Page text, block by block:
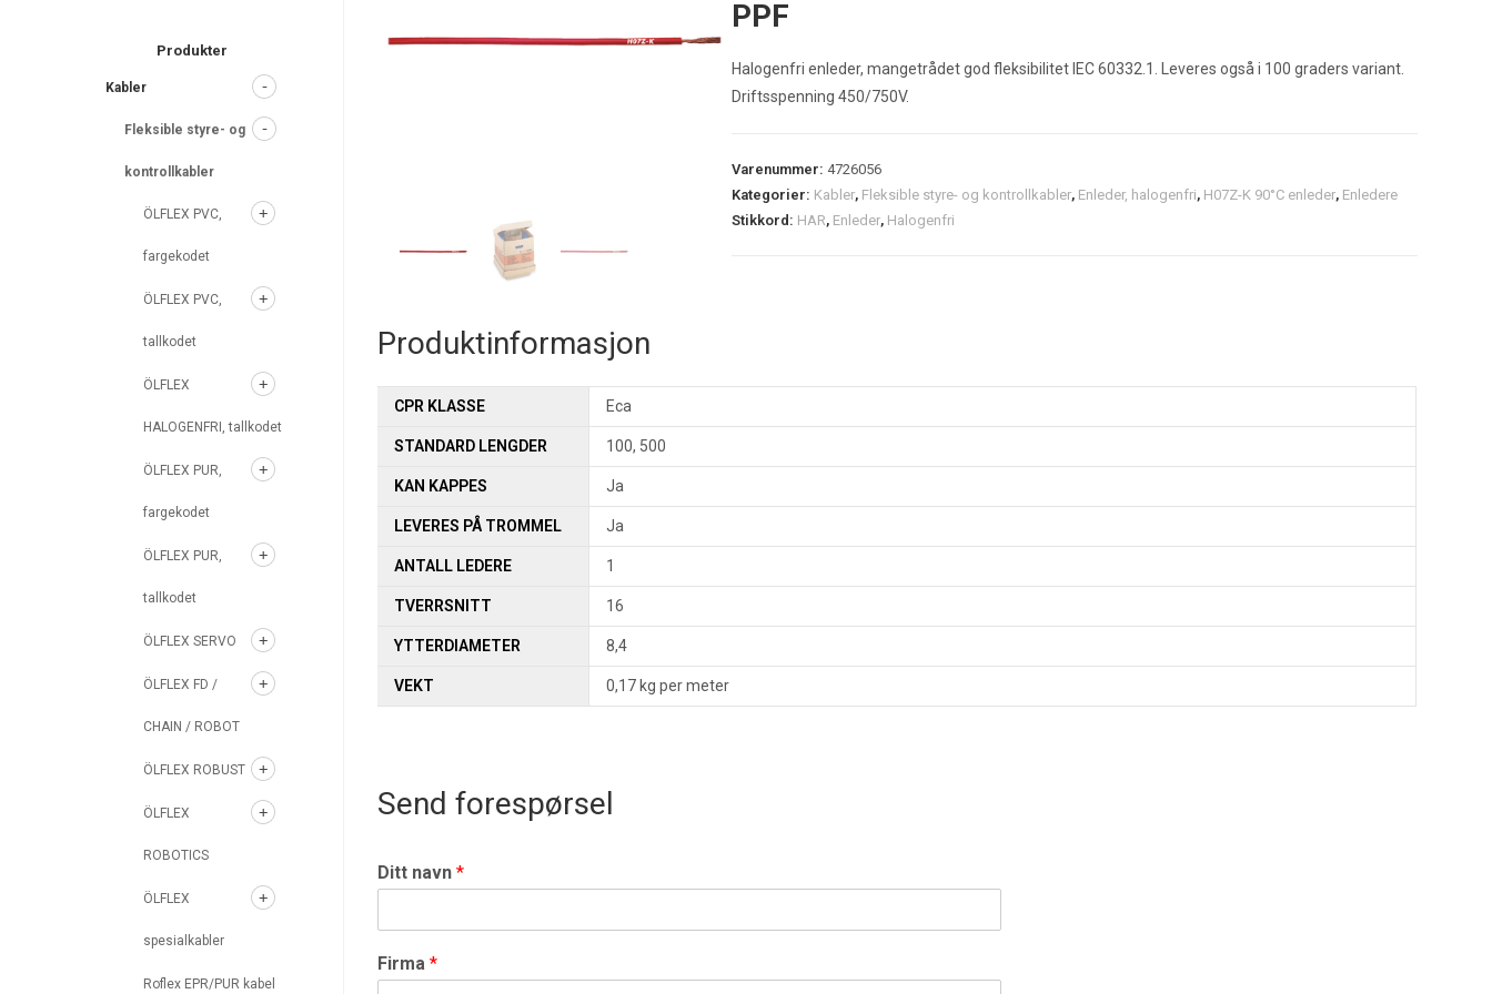
PPF
Halogenfri enleder, mangetrådet god fleksibilitet IEC 60332.1. Leveres også i 100 graders variant.
Driftsspenning 450/750V.
Varenummer: 4726056
Kategorier: Kabler, Fleksible styre- og kontrollkabler, Enleder, halogenfri, H07Z-K 90°C enleder, Enledere
Stikkord: HAR, Enleder, Halogenfri
Produktinformasjon
CPR KLASSE Eca
STANDARD LENGDER 100, 500
KAN KAPPES Ja
LEVERES PÅ TROMMEL Ja
ANTALL LEDERE 1
TVERRSNITT 16
YTTERDIAMETER 8,4
VEKT 0,17 kg per meter
Send forespørsel
Ditt navn*
Firma*
Produkter
Kabler
Fleksible styre- og
kontrollkabler
ÖLFLEX PVC,
fargekodet
ÖLFLEX PVC,
tallkodet
ÖLFLEX
HALOGENFRI, tallkodet
ÖLFLEX PUR,
fargekodet
ÖLFLEX PUR,
tallkodet
ÖLFLEX SERVO
ÖLFLEX FD /
CHAIN / ROBOT
ÖLFLEX ROBUST
ÖLFLEX
ROBOTICS
ÖLFLEX
spesialkabler
Roflex EPR/PUR kabel